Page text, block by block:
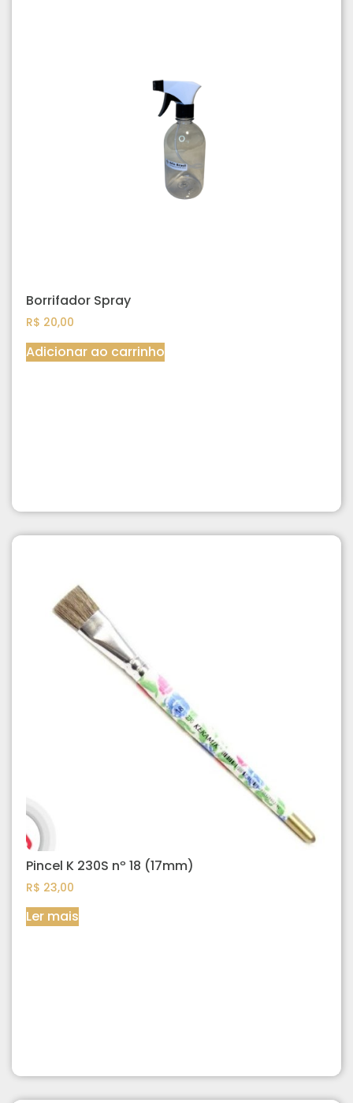
Borrifador Spray
R$ 20,00
Adicionar ao carrinho
Pincel K 230S nº 18 (17mm)
R$ 23,00
Ler mais